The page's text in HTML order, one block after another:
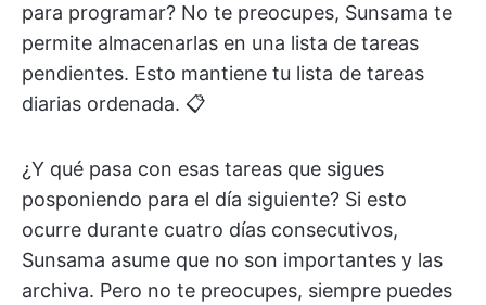
para programar? No te preocupes, Sunsama te
permite almacenarlas en una lista de tareas
pendientes. Esto mantiene tu lista de tareas
diarias ordenada. 📋
¿Y qué pasa con esas tareas que sigues
posponiendo para el día siguiente? Si esto
ocurre durante cuatro días consecutivos,
Sunsama asume que no son importantes y las
archiva. Pero no te preocupes, siempre puedes